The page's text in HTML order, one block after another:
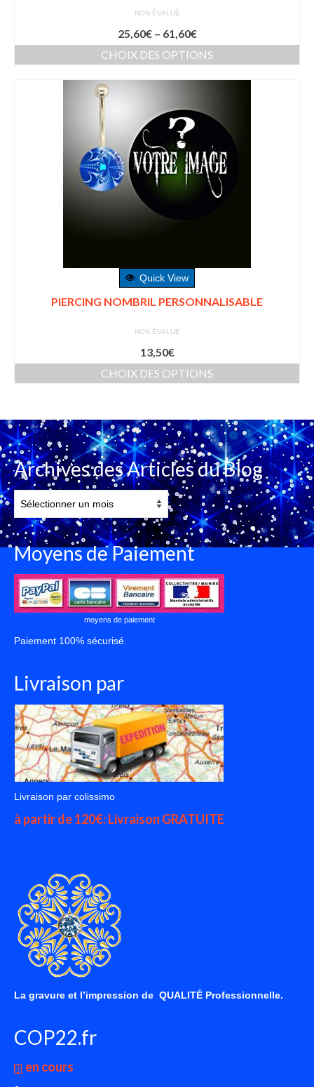
NON ÉVALUÉ
25,60€– 61,60€
CHOIX DES OPTIONS
Quick View
PIERCING NOMBRIL PERSONNALISABLE
NON ÉVALUÉ
13,50€
CHOIX DES OPTIONS
Archives des Articles du Blog
des
Articles
du
Blog
Moyens de Paiement
moyens de paiement
Paiement 100% sécurisé.
Livraison par
Livraison par colissimo
à partir de 120€: Livraison GRATUITE
La gravure et l’impression de QUALITÉ Professionnelle.
COP22.fr
en cours